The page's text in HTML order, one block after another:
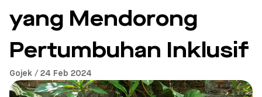
yang Mendorong
Pertumbuhan Inklusif
Gojek / 24 Feb 2024